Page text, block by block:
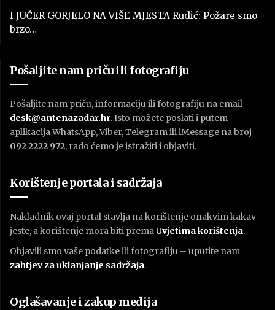
I JUČER GORJELO NA VIŠE MJESTA Rudić: Požare smo
brzo…
Pošaljite nam priču ili fotografiju
Pošaljite nam priču, informaciju ili fotografiju na email
desk@antenazadar.hr. Isto možete poslati i putem
aplikacija WhatsApp, Viber, Telegram ili iMessage na broj
092 2222 972, rado ćemo je istražiti i objaviti.
Korištenje portala i sadržaja
Nakladnik ovaj portal stavlja na korištenje onakvim kakav
jeste, a korištenje mora biti premaUvjetima korištenja.
Objavili smo vaše podatke ili fotografiju – uputite nam
zahtjev za uklanjanje sadržaja.
Oglašavanje i zakup medija